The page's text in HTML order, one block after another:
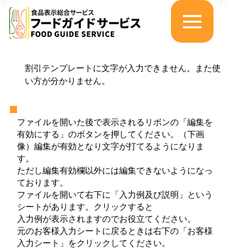
割引テンプレートに文字が入力できません。また使
い方が分かりません。
ファイルを開いた後で表示されるリボンの「編集を
有効にする」のボタンを押してください。（下画
像）編集が有効となり文字が打てるようになりま
す。
ただし編集有効欄以外には編集できないようになっ
ております。
ファイルを開いて右下に「入力例及び説明」という
シートがあります。クリックすると
入力例が表示されますのでお役立てください。
元のお客様入力シートに戻るときは右下の「お客様
入力シート」をクリックしてください。